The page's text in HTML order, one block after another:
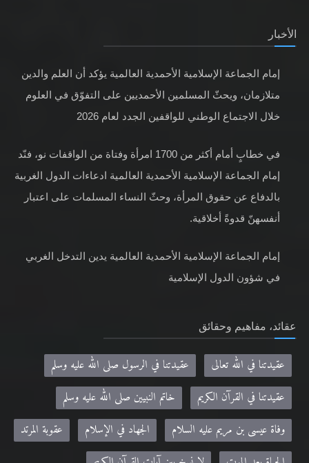
الأخبار
إمام الجماعة الإسلامية الأحمدية العالمية يؤكد أن العلم والدين
متلازمان، ويحثّ المسلمين الأحمديين على التفوّق في العلوم
خلال الاجتماع الوطني للواقفين الجدد لعام 2026
في خطابٍ أمام أكثر من 1700 امرأة وفتاة من الواقفات نو، فنّد
إمام الجماعة الإسلامية الأحمدية العالمية ادعاءات الدول الغربية
بالدفاع عن حقوق المرأة، وحثّ النساء المسلمات على اعتبار
أنفسهنّ قدوةً أخلاقية.
إمام الجماعة الإسلامية الأحمدية العالمية يدين التدخل الغربي
في شؤون الدول الإسلامية
عقائد، مفاهيم وحقائق
عقيدتنا في الله تعالى
عقيدتنا في الرسول صلى الله عليه وسلم
عقيدتنا في القرآن الكريم
خاتم النبيين صلى الله عليه وسلم
وفاة عيسى بن مريم عليه السلام
الجهاد في الإسلام
عقوبة المرتد